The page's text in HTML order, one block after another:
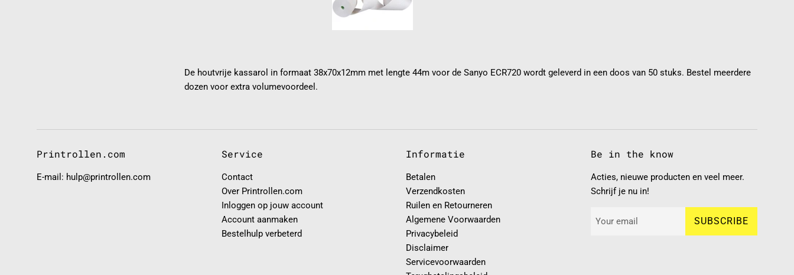
De houtvrije kassarol in formaat 38x70x12mm met lengte 44m voor de Sanyo ECR720 wordt geleverd in een doos van 50 stuks. Bestel meerdere
dozen voor extra volumevoordeel.
Printrollen.com
E-mail: hulp@printrollen.com
Service
Contact
Over Printrollen.com
Inloggen op jouw account
Account aanmaken
Bestelhulp verbeterd
Informatie
Betalen
Verzendkosten
Ruilen en Retourneren
Algemene Voorwaarden
Privacybeleid
Disclaimer
Servicevoorwaarden
Be in the know
Acties, nieuwe producten en veel meer.
Schrijf je nu in!
SUBSCRIBE